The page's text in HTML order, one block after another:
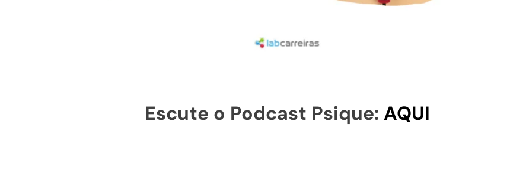
Escute o Podcast Psique: AQUI